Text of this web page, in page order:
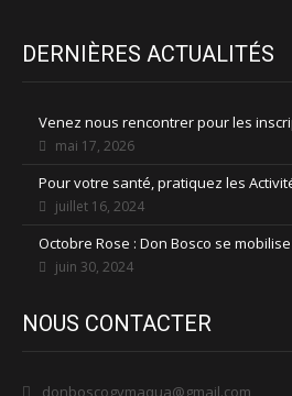
DERNIÈRES ACTUALITÉS
Venez nous rencontrer pour les
mai 17, 2026
Pour votre santé, pratiquez les
juillet 16, 2024
Octobre Rose : Don Bosco se mobilise
juin 30, 2024
NOUS CONTACTER
donboscogymaqua@gmail.com